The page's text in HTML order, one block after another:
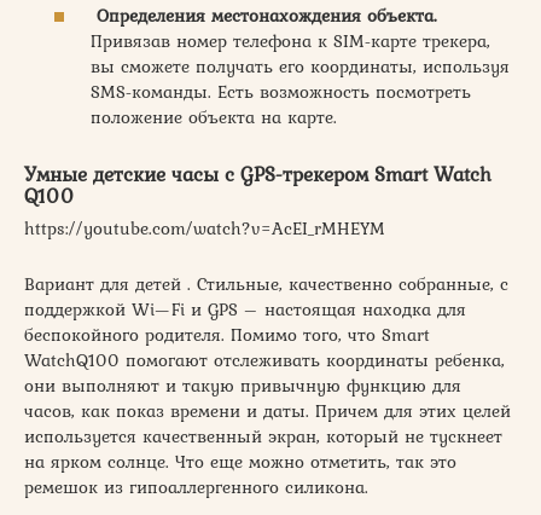
Определения местонахождения объекта.
Привязав номер телефона к SIM-карте трекера,
вы сможете получать его координаты, используя
SMS-команды. Есть возможность посмотреть
положение объекта на карте.
Умные детские часы с GPS-трекером Smart Watch
Q100
https://youtube.com/watch?v=AcEI_rMHEYM
Вариант для детей . Стильные, качественно собранные, с
поддержкой Wi—Fi и GPS – настоящая находка для
беспокойного родителя. Помимо того, что Smart
WatchQ100 помогают отслеживать координаты ребенка,
они выполняют и такую привычную функцию для
часов, как показ времени и даты. Причем для этих целей
используется качественный экран, который не тускнеет
на ярком солнце. Что еще можно отметить, так это
ремешок из гипоаллергенного силикона.